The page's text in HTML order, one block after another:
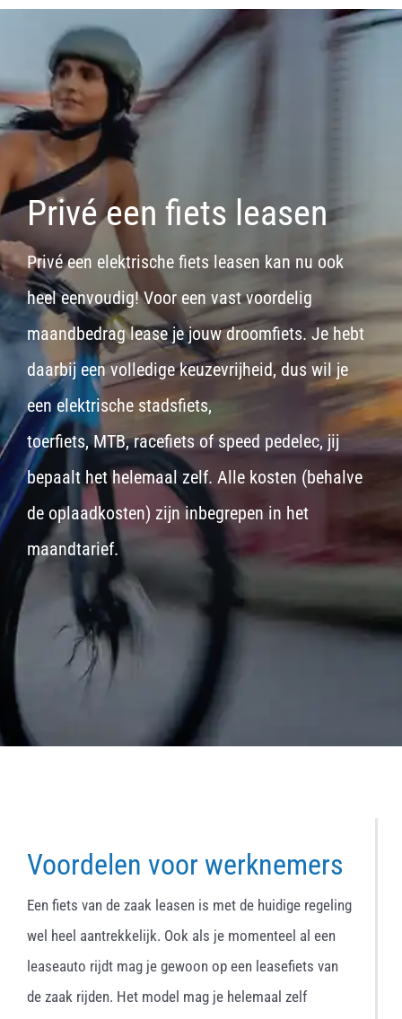
Privé een fiets leasen
Privé een elektrische fiets leasen kan nu ook
heel eenvoudig! Voor een vast voordelig
maandbedrag lease je jouw droomfiets. Je hebt
daarbij een volledige keuzevrijheid, dus wil je
eenelektrische stadsfiets,
toerfiets,MTB,racefietsof speed pedelec, jij
bepaalt het helemaal zelf. Alle kosten (behalve
de oplaadkosten) zijn inbegrepen in het
maandtarief.
Voordelen voor werknemers
Een fiets van de zaak leasen is met de huidige regeling
wel heel aantrekkelijk. Ook als je momenteel al een
leaseauto rijdt mag je gewoon op een leasefiets van
de zaak rijden. Het model mag je helemaal zelf